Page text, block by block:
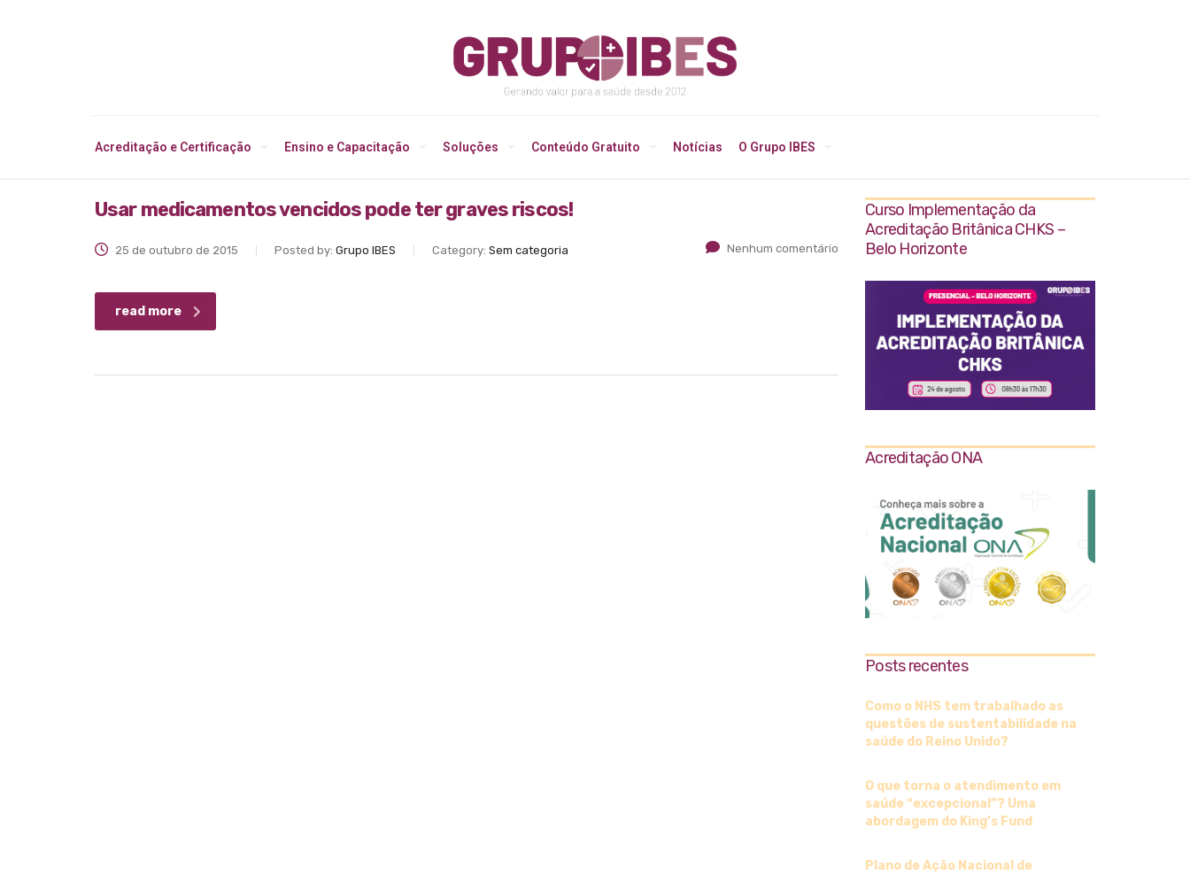
Acreditação e Certificação Ensino e Capacitação Soluções Conteúdo Gratuito Notícias O Grupo IBES
Usar medicamentos vencidos pode ter graves riscos!
25 de outubro de 2015 Posted by: Grupo IBES Category: Sem categoria Nenhum comentário
read more
Curso Implementação da
Acreditação Britânica CHKS –
Belo Horizonte
Acreditação ONA
Posts recentes
Como o NHS tem trabalhado as
questões de sustentabilidade na
saúde do Reino Unido?
O que torna o atendimento em
saúde “excepcional”? Uma
abordagem do King’s Fund
Plano de Ação Nacional de